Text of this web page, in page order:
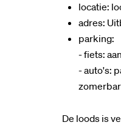
locatie:
adres:
parking:
- fiets:
- auto's:
zomerbar
De loods is